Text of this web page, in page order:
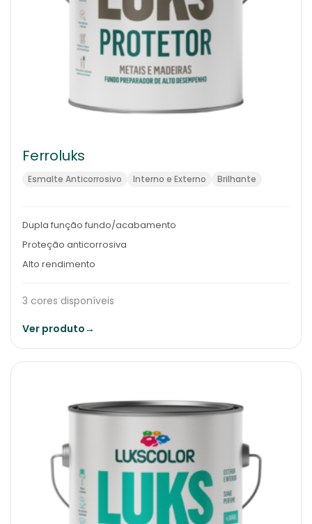
Ferroluks
Esmalte Anticorrosivo Interno e Externo Brilhante
Dupla função fundo/acabamento
Proteção anticorrosiva
Alto rendimento
3 cores disponíveis
Ver produto→